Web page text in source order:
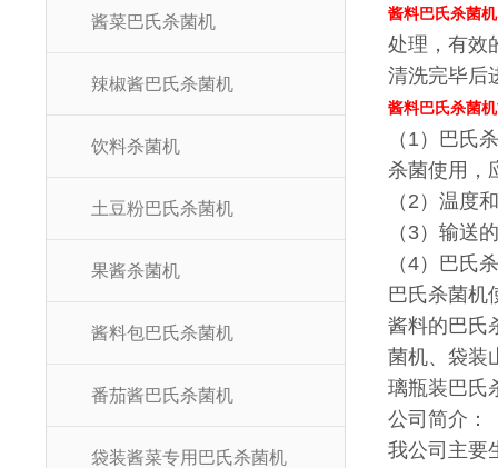
酱菜巴氏杀菌机
辣椒酱巴氏杀菌机
饮料杀菌机
土豆粉巴氏杀菌机
果酱杀菌机
酱料包巴氏杀菌机
番茄酱巴氏杀菌机
袋装酱菜专用巴氏杀菌机
酱料巴氏杀菌机
处理，有效
清洗完毕后
酱料巴氏杀菌机
（1）巴氏
杀菌使用，
（2）温度
（3）输送
（4）巴氏
巴氏杀菌机
酱料的巴氏
菌机、袋装
璃瓶装巴氏
公司简介：
我公司主要